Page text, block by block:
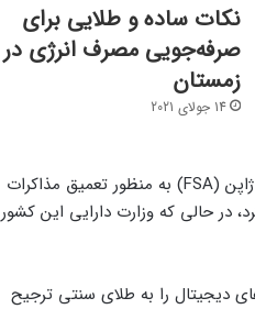
نکات ساده و طلایی برای
صرفه‌جویی مصرف انرژی در
زمستان
14 جولای 2021
این مقامات که خواستند نامشان فاش نشود، همچنین گفتند آژانس خدمات مالی ژاپن (FSA) به منظور تعمیق مذاکرات
در حالی که وزارت دارایی این کشور
دیجیتال را به طلای سنتی ترجیح